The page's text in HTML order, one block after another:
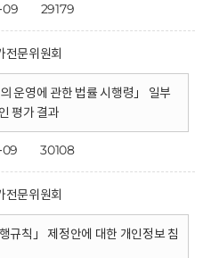
09 29179
전문위원회
운영에 관한 법률 시행령」 일부
평가 결과
30108
전문위원회
규칙」 제정안에 대한 개인정보 침